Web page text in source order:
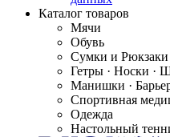
Каталог товаров
Мячи
Обувь
Сумки и Рюкзаки
Гетры · Носки ·
Манишки ·
Спортивная
Одежда
Настольный